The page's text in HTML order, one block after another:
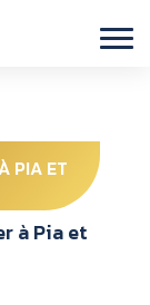
PIA ET
à Pia et